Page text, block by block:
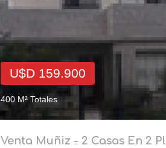
U$D 159.900
400 M² Totales
Venta Muñiz - 2 Casas En 2